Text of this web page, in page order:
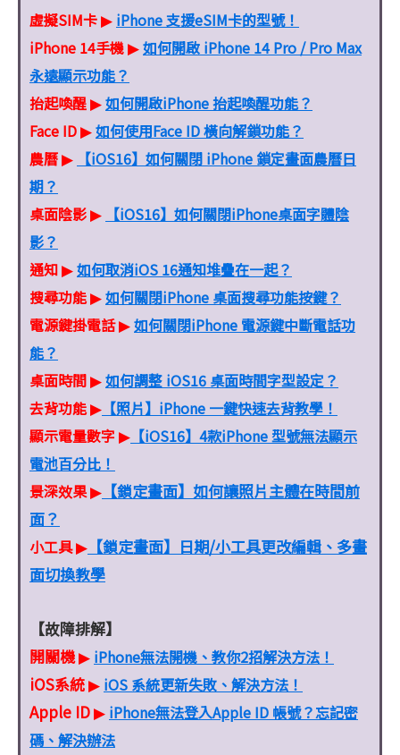
虛擬SIM卡▶ iPhone 支援eSIM卡的型號！
iPhone 14手機▶如何開啟 iPhone 14 Pro / Pro Max
永遠顯示功能？
抬起喚醒▶如何開啟iPhone 抬起喚醒功能？
Face ID▶如何使用Face ID 橫向解鎖功能？
農曆▶
【iOS16】如何關閉 iPhone 鎖定畫面農曆日
期？
桌面陰影▶
【iOS16】如何關閉iPhone桌面字體陰
影？
通知▶如何取消iOS 16通知堆疊在一起？
搜尋功能▶如何關閉iPhone 桌面搜尋功能按鍵？
電源鍵掛電話▶如何關閉iPhone 電源鍵中斷電話功
能？
桌面時間▶如何調整 iOS16 桌面時間字型設定？
去背功能▶ 【照片】iPhone 一鍵快速去背教學！
顯示電量數字 ▶ 【iOS16】4款iPhone 型號無法顯示
電池百分比！
景深效果▶ 【鎖定畫面】如何讓照片主體在時間前
面？
小工具▶ 【鎖定畫面】日期/小工具更改編輯、多畫
面切換教學
【故障排解】
開關機▶ iPhone無法開機、教你2招解決方法！
iOS系統▶ iOS 系統更新失敗、解決方法！
Apple ID▶ iPhone無法登入Apple ID 帳號？忘記密
碼、解決辦法